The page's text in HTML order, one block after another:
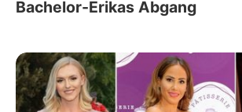
Bachelor-Erikas Abgang